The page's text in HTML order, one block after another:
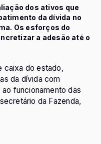
dos ativos que
da dívida no
Os esforços do
a adesão até o
caixa do estado,
da dívida com
funcionamento das
da Fazenda,